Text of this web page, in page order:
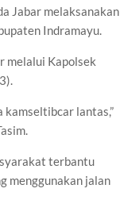
Jabar melaksanakan
Indramayu.
melalui Kapolsek
kamseltibcar lantas,”
terbantu
menggunakan jalan